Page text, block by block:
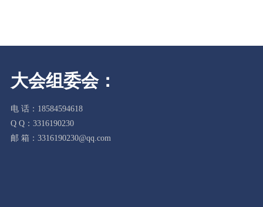
大会组委会：
电 话：18584594618
Q Q：3316190230
邮 箱：3316190230@qq.com